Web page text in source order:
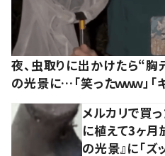
夜、虫取りに出かけたら“
の光景に…「笑ったｗｗｗ」「
メルカリで買
に植えて3ヶ
の光景』に「